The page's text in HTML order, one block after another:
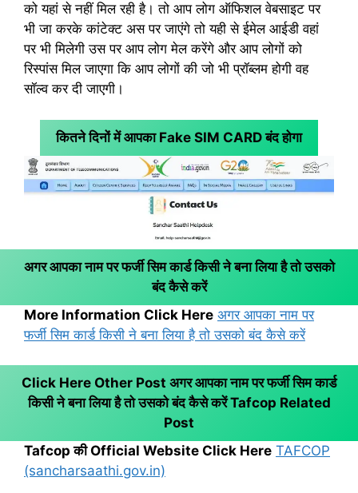
को यहां से नहीं मिल रही है। तो आप लोग ऑफिशल वेबसाइट पर
भी जा करके कांटेक्ट अस पर जाएंगे तो यही से ईमेल आईडी वहां
पर भी मिलेगी उस पर आप लोग मेल करेंगे और आप लोगों को
रिस्पांस मिल जाएगा कि आप लोगों की जो भी प्रॉब्लम होगी वह
सॉल्व कर दी जाएगी।
कितने दिनों में आपका Fake SIM CARD बंद होगा
अगर आपका नाम पर फर्जी सिम कार्ड किसी ने बना लिया है तो उसको
बंद कैसे करें
More Information Click Here अगर आपका नाम पर
फर्जी सिम कार्ड किसी ने बना लिया है तो उसको बंद कैसे करें
Click Here Other Post अगर आपका नाम पर फर्जी सिम कार्ड
किसी ने बना लिया है तो उसको बंद कैसे करेंTafcop Related
Post
Tafcop की Official Website Click Here TAFCOP
(sancharsaathi.gov.in)